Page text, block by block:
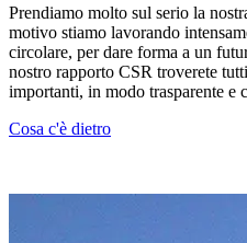
Prendiamo molto sul serio la
motivo stiamo lavorando
circolare, per dare forma a un
nostro rapporto CSR troverete
importanti, in modo trasparente e
Cosa c'è dietro